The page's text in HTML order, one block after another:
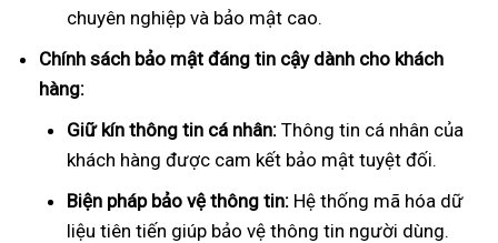
chuyên nghiệp và bảo mật cao.
Chính sách bảo mật đáng tin cậy dành cho khách
hàng:
Giữ kín thông tin cá nhân: Thông tin cá nhân của
khách hàng được cam kết bảo mật tuyệt đối.
Biện pháp bảo vệ thông tin: Hệ thống mã hóa dữ
liệu tiên tiến giúp bảo vệ thông tin người dùng.